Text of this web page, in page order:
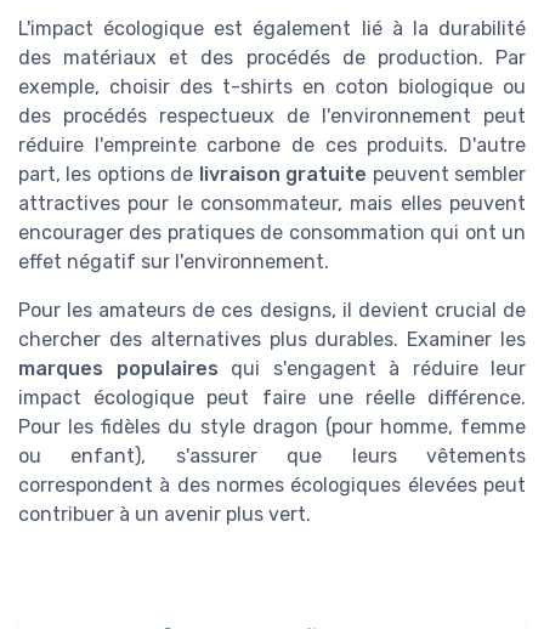
L'impact écologique est également lié à la durabilité
des matériaux et des procédés de production. Par
exemple, choisir des t-shirts en coton biologique ou
des procédés respectueux de l'environnement peut
réduire l'empreinte carbone de ces produits. D'autre
part, les options de livraison gratuite peuvent sembler
attractives pour le consommateur, mais elles peuvent
encourager des pratiques de consommation qui ont un
effet négatif sur l'environnement.
Pour les amateurs de ces designs, il devient crucial de
chercher des alternatives plus durables. Examiner les
marques populaires qui s'engagent à réduire leur
impact écologique peut faire une réelle différence.
Pour les fidèles du style dragon (pour homme, femme
ou enfant), s'assurer que leurs vêtements
correspondent à des normes écologiques élevées peut
contribuer à un avenir plus vert.